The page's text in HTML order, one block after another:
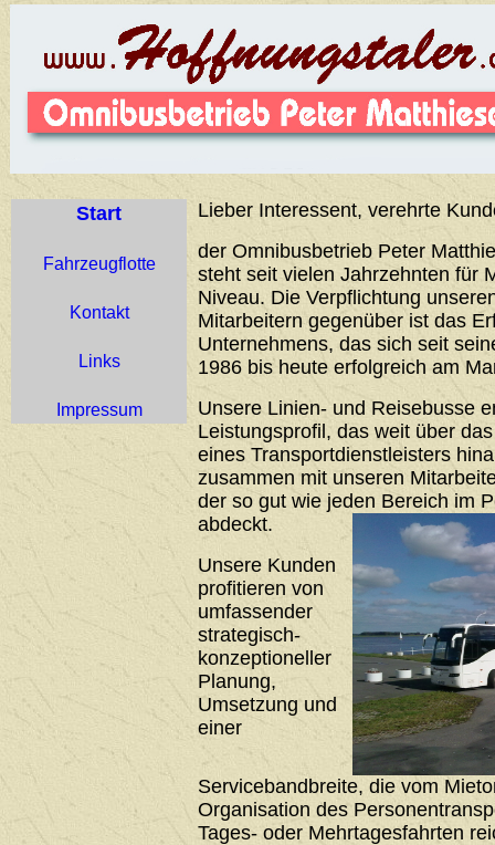
Start
Fahrzeugflotte
Kontakt
Links
Impressum
Lieber Interessent, verehrte
der Omnibusbetrieb Peter
steht seit vielen Jahrzehnten für
Niveau. Die Verpflichtung
Mitarbeitern gegenüber ist das
Unternehmens, das sich seit
1986 bis heute erfolgreich am
Unsere Linien- und Reisebusse
Leistungsprofil, das weit über
eines Transportdienstleisters
zusammen mit unseren
der so gut wie jeden Bereich im
abdeckt.
Unsere Kunden
profitieren von
umfassender
strategisch-
konzeptioneller
Planung,
Umsetzung und
einer
Servicebandbreite, die vom
Organisation des
Tages- oder Mehrtagesfahrten